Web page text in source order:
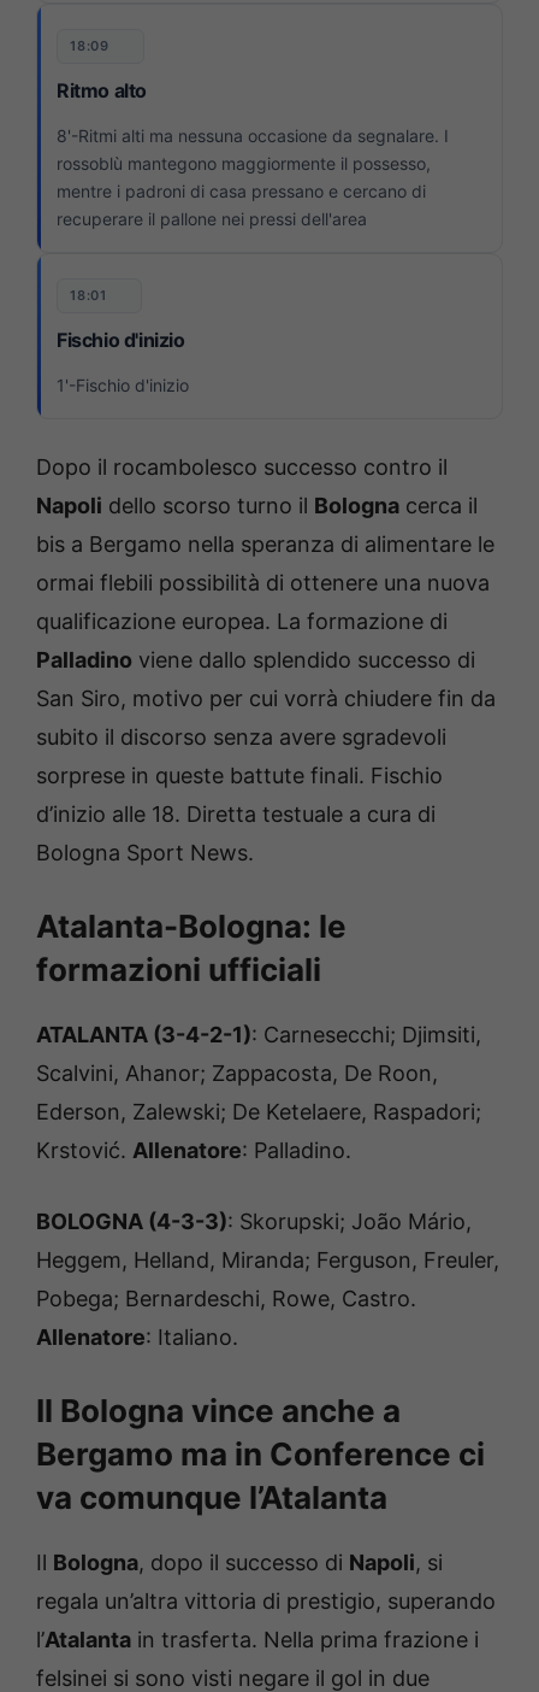
18:09
Ritmo alto
8'-Ritmi alti ma nessuna occasione da segnalare. I
rossoblù mantegono maggiormente il possesso,
mentre i padroni di casa pressano e cercano di
recuperare il pallone nei pressi dell'area
18:01
Fischio d'inizio
1'-Fischio d'inizio
Dopo il rocambolesco successo contro il
Napoli dello scorso turno il Bologna cerca il
bis a Bergamo nella speranza di alimentare le
ormai flebili possibilità di ottenere una nuova
qualificazione europea. La formazione di
Palladino viene dallo splendido successo di
San Siro, motivo per cui vorrà chiudere fin da
subito il discorso senza avere sgradevoli
sorprese in queste battute finali. Fischio
d’inizio alle 18. Diretta testuale a cura di
Bologna Sport News.
Atalanta-Bologna: le
formazioni ufficiali
ATALANTA (3-4-2-1): Carnesecchi; Djimsiti,
Scalvini, Ahanor; Zappacosta, De Roon,
Ederson, Zalewski; De Ketelaere, Raspadori;
Krstović. Allenatore: Palladino.
BOLOGNA (4-3-3): Skorupski; João Mário,
Heggem, Helland, Miranda; Ferguson, Freuler,
Pobega; Bernardeschi, Rowe, Castro.
Allenatore: Italiano.
Il Bologna vince anche a
Bergamo ma in Conference ci
va comunque l’Atalanta
Il Bologna, dopo il successo di Napoli, si
regala un’altra vittoria di prestigio, superando
l’Atalanta in trasferta. Nella prima frazione i
felsinei si sono visti negare il gol in due